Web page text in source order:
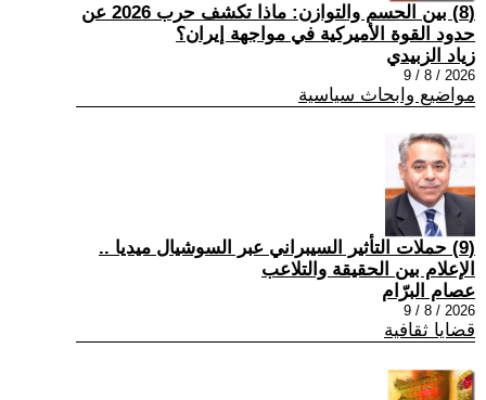
(8) بين الحسم والتوازن: ماذا تكشف حرب 2026 عن
حدود القوة الأميركية في مواجهة إيران؟
زياد الزبيدي
2026 / 8 / 9
مواضيع وابحاث سياسية
(9) حملات التأثير السيبراني عبر السوشيال ميديا ..
الإعلام بين الحقيقة والتلاعب
عصام البرّام
2026 / 8 / 9
قضايا ثقافية